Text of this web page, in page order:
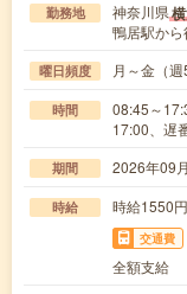
勤務地 神奈川県
鴨居駅か
曜日頻度 月～金（
時間
08:45～
17:00、遅
期間 2026年09
時給 時給1550
交通費
全額支給